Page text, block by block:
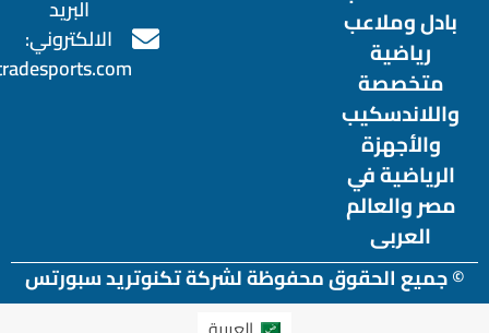
بادل وملاعب
رياضية
متخصصة
واللاندسكيب
والأجهزة
الرياضية في
مصر والعالم
العربى
البريد
الالكتروني:
© جميع الحقوق محفوظة لشركة تكنوتريد سبورتس